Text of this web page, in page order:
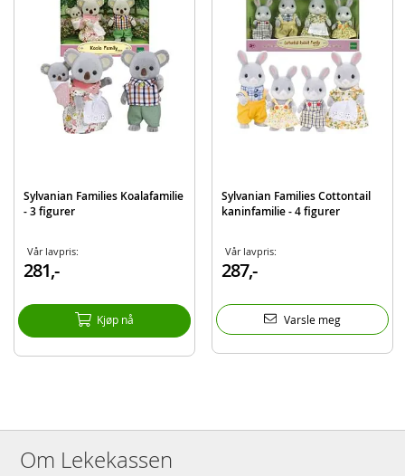
Sylvanian Families
Sylvanian Families Koalafamilie
- 3 figurer
Vår lavpris:
281,-
Kjøp nå
Sylvanian Families Cottontail
kaninfamilie - 4 figurer
Vår lavpris:
287,-
Varsle meg
Om Lekekassen